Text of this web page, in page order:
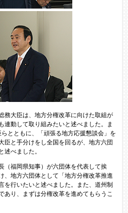
務大臣は、地方分権改革に向けた取組が
連動して取り組みたいと述べました。ま
とともに、「頑張る地方応援懇談会」を
臣と手分けをし全国を回るが、地方六団
述べました。
（福岡県知事）が六団体を代表して挨
、地方六団体として「地方分権改革推進
を行いたいと述べました。また、道州制
あり、まずは分権改革を進めてもらうこ